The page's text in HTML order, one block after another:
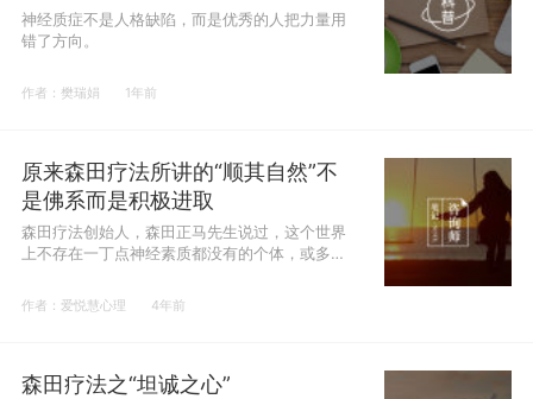
神经质症不是人格缺陷，而是优秀的人把力量用
错了方向。
作者：樊瑞娟 1年前
原来森田疗法所讲的“顺其自然”不
是佛系而是积极进取
森田疗法创始人，森田正马先生说过，这个世界
上不存在一丁点神经素质都没有的个体，或多或
人。
作者：爱悦慧心理 4年前
森田疗法之“坦诚之心”